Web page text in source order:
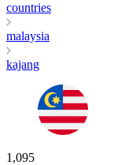
countries
malaysia
kajang
1,095